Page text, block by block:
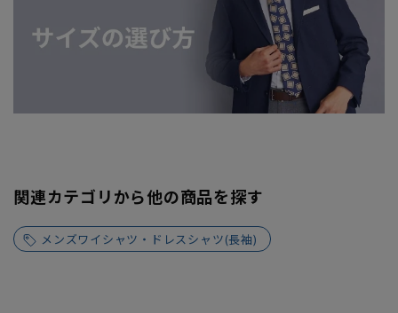
関連カテゴリから他の商品を探す
メンズワイシャツ・ドレスシャツ(長袖)